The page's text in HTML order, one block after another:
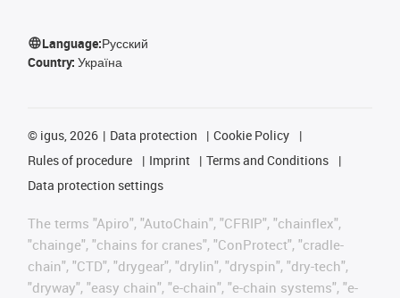
Language:Русский
Country: Україна
© igus, 2026 Data protection
Cookie Policy
Rules of procedure
Imprint
Terms and Conditions
Data protection settings
The terms "Apiro", "AutoChain", "CFRIP", "chainflex",
"chainge", "chains for cranes", "ConProtect", "cradle-
chain", "CTD", "drygear", "drylin", "dryspin", "dry-tech",
"dryway", "easy chain", "e-chain", "e-chain systems", "e-